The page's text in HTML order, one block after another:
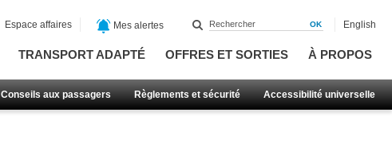
TRANSPORT ADAPTÉ OFFRES ET SORTIES À PROPOS
Conseils aux passagers Règlements et sécurité Accessibilité universelle
Espace affaires Mes alertes English